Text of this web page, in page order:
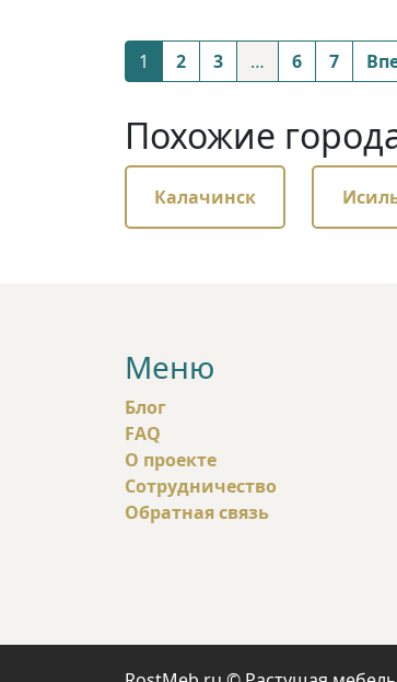
Posts
1 2 3 … 6 7
Похожие
Калачинск
Меню
Блог
FAQ
О проекте
Сотрудничество
Обратная связь